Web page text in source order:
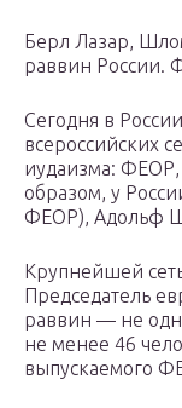
Берл Лазар,
раввин России.
Сегодня в
всероссийских
иудаизма:
образом, у
ФЕОР), Адольф
Крупнейшей
Председатель
раввин — не
не менее 46
выпускаемого